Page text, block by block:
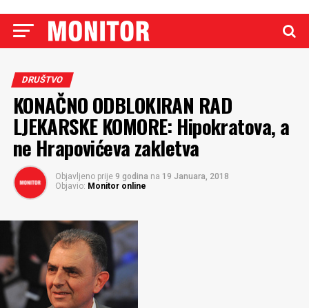
DRUŠTVO
KONAČNO ODBLOKIRAN RAD
LJEKARSKE KOMORE: Hipokratova, a
ne Hrapovićeva zakletva
Objavljeno prije 9 godina na 19 Januara, 2018
Objavio: Monitor online